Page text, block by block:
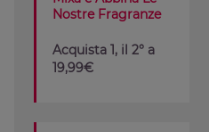
Nostre Fragranze
Acquista 1, il 2° a
19,99€